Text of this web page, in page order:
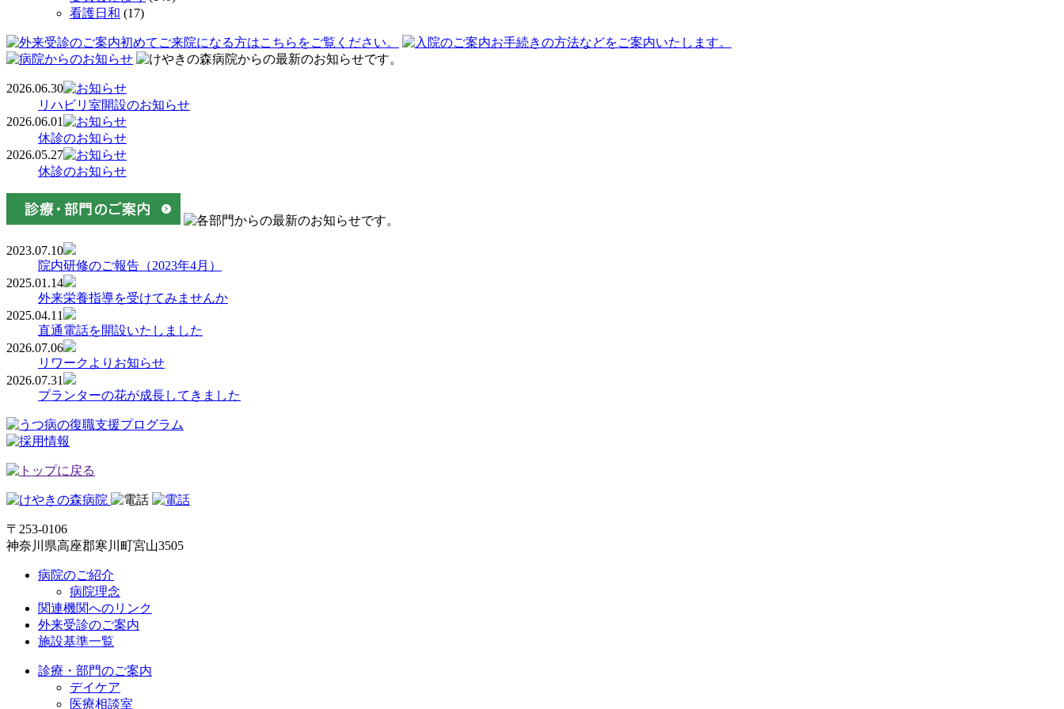
看護日和 (17)
2026.06.30
リハビリ室開設のお知らせ
2026.06.01
休診のお知らせ
2026.05.27
休診のお知らせ
2023.07.10
院内研修のご報告（2023年4月）
2025.01.14
外来栄養指導を受けてみませんか
2025.04.11
直通電話を開設いたしました
2026.07.06
リワークよりお知らせ
2026.07.31
プランターの花が成長してきました
〒253-0106
神奈川県高座郡寒川町宮山3505
病院のご紹介
病院理念
関連機関へのリンク
外来受診のご案内
施設基準一覧
診療・部門のご案内
デイケア
医療相談室